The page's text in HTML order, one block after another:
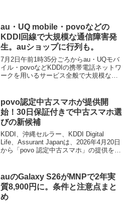
au・UQ mobile・povoなどの
KDDI回線で大規模な通信障害発
生。auショップに行列も。
7月2日午前1時35分ごろからau・UQモバ
イル・povoなどKDDIの携帯電話ネットワ
ークを用いるサービス全般で大規模な通
povo認定中古スマホが提供開
始！30日保証付きで中古スマホ選
びの新候補
KDDI、沖縄セルラー、KDDI Digital
Life、Assurant Japanは、2026年4月20日
から「povo 認定中古スマホ」の提供を開
auのGalaxy S26がMNPで2年実
質8,900円に。条件と注意点まと
め